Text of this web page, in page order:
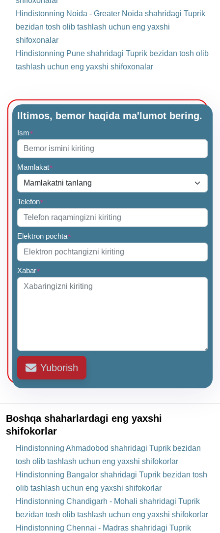
Hindistonning Noida - Greater Noida shahridagi Tuprik
bezidan tosh olib tashlash uchun eng yaxshi
shifoxonalar
Hindistonning Pune shahridagi Tuprik bezidan tosh olib
tashlash uchun eng yaxshi shifoxonalar
Iltimos, bemor haqida ma'lumot bering.
Ism*
Mamlakat*
Telefon*
Elektron pochta*
Xabar*
Yuborish
Boshqa shaharlardagi eng yaxshi
shifokorlar
Hindistonning Ahmadobod shahridagi Tuprik bezidan
tosh olib tashlash uchun eng yaxshi shifokorlar
Hindistonning Bangalor shahridagi Tuprik bezidan tosh
olib tashlash uchun eng yaxshi shifokorlar
Hindistonning Chandigarh - Mohali shahridagi Tuprik
bezidan tosh olib tashlash uchun eng yaxshi shifokorlar
Hindistonning Chennai - Madras shahridagi Tuprik